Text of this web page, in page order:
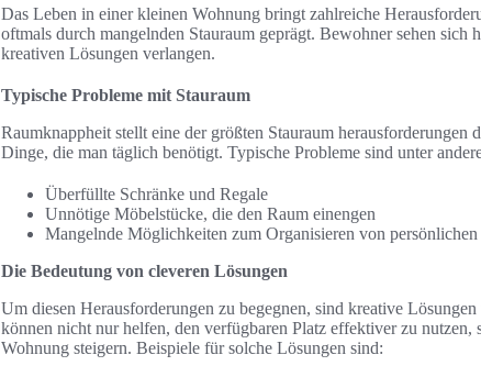
Das Leben in einer kleinen Wohnung bringt zahlreiche
oftmals durch mangelnden Stauraum geprägt. Bewohner sehen
kreativen Lösungen verlangen.
Typische Probleme mit Stauraum
Raumknappheit stellt eine der größten Stauraum
Dinge, die man täglich benötigt. Typische Probleme sind unter
Überfüllte Schränke und Regale
Unnötige Möbelstücke, die den Raum einengen
Mangelnde Möglichkeiten zum Organisieren von persönlichen
Die Bedeutung von cleveren Lösungen
Um diesen Herausforderungen zu begegnen, sind kreative
können nicht nur helfen, den verfügbaren Platz effektiver zu
Wohnung steigern. Beispiele für solche Lösungen sind: